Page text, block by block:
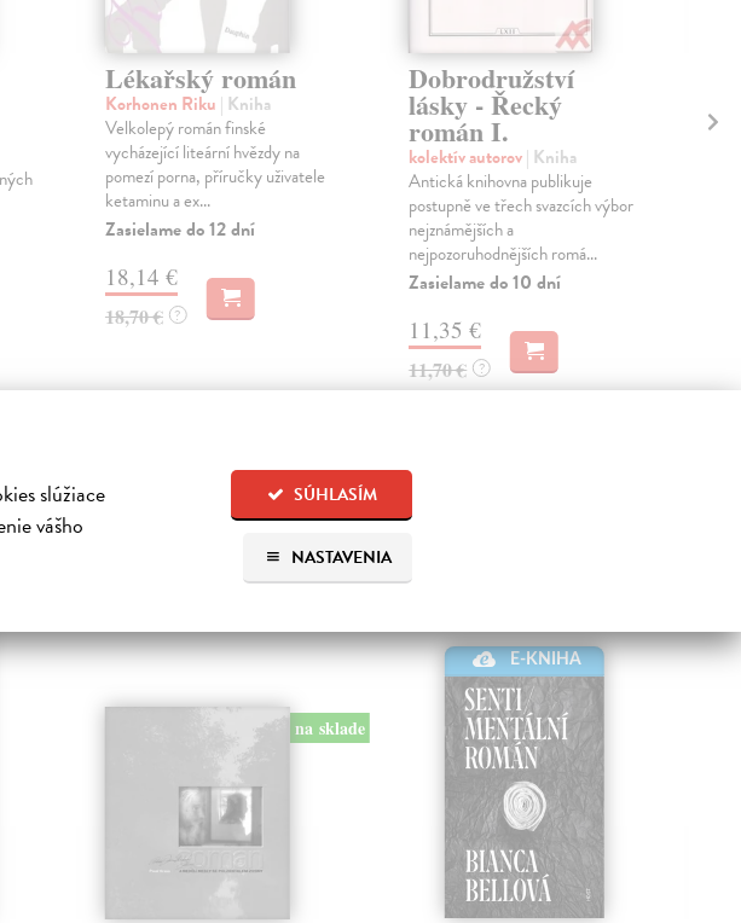
slúžiace
vášho
SÚHLASÍM
NASTAVENIA
Lékařský román
Korhonen Riku | Kniha
Velkolepý román finské
vycházející liteární hvězdy na
pomezí porna, příručky uživatele
ketaminu a ex...
Zasielame do 12 dní
18,14 €
18,70 € ?
Dobrodružství
lásky - Řecký
román I.
kolektív autorov| Kniha
Antická knihovna publikuje
postupně ve třech svazcích výbor
nejznámějších a
nejpozoruhodnějších romá...
Zasielame do 10 dní
11,35 €
11,70 € ?
si kúpili aj:
na sklade
E-KNIHA